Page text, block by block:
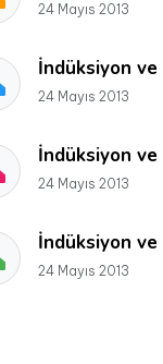
24 Mayıs 2013
İndüksiyon
24 Mayıs 2013
İndüksiyon
24 Mayıs 2013
İndüksiyon
24 Mayıs 2013